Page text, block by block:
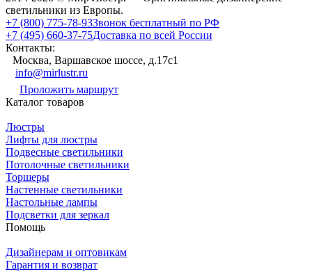
светильники из Европы.
+7 (800) 775-78-93Звонок бесплатный по РФ
+7 (495) 660-37-75Доставка по всей России
Контакты:
Москва, Варшавское шоссе, д.17c1
info@mirlustr.ru
Проложить маршрут
Каталог товаров
Люстры
Лифты для люстры
Подвесные светильники
Потолочные светильники
Торшеры
Настенные светильники
Настольные лампы
Подсветки для зеркал
Помощь
Дизайнерам и оптовикам
Гарантия и возврат